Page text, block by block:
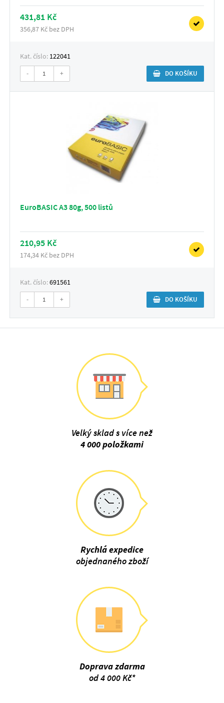
431,81 Kč
356,87 Kč bez DPH
Kat. číslo: 122041
- + DO KOŠÍKU
EuroBASIC A3 80g, 500 listů
210,95 Kč
174,34 Kč bez DPH
Kat. číslo:691561
- + DO KOŠÍKU
Velký sklad s více než
4 000 položkami
Rychlá expedice
objednaného zboží
Doprava zdarma
od 4 000 Kč*